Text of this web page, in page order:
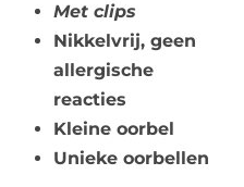
Met clips
Nikkelvrij, geen
allergische
reacties
Kleine oorbel
Unieke oorbellen